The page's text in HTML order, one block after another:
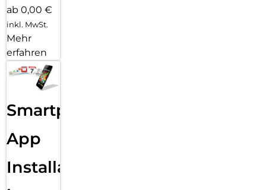
ab 0,00 €
inkl. MwSt.
Mehr
erfahren
Smartphone
App
Installation